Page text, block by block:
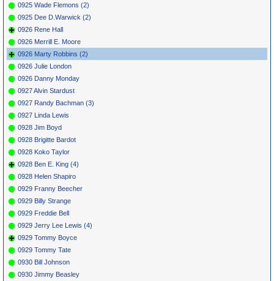
0925 Wade Flemons (2)
0925 Dee D.Warwick (2)
0926 Rene Hall
0926 Merrill E. Moore
0926 Marty Robbins (2)
0926 Julie London
0926 Danny Monday
0927 Alvin Stardust
0927 Randy Bachman (3)
0927 Linda Lewis
0928 Jim Boyd
0928 Brigitte Bardot
0928 Koko Taylor
0928 Ben E. King (4)
0928 Helen Shapiro
0929 Franny Beecher
0929 Billy Strange
0929 Freddie Bell
0929 Jerry Lee Lewis (4)
0929 Tommy Boyce
0929 Tommy Tate
0930 Bill Johnson
0930 Jimmy Beasley